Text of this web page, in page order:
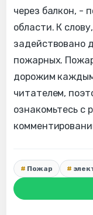
через балкон, -
области. К
задействовано
пожарных.
дорожим
читателем,
ознакомьтесь с
Пожар